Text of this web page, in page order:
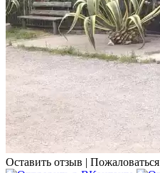
Оставить отзыв | Пожаловаться